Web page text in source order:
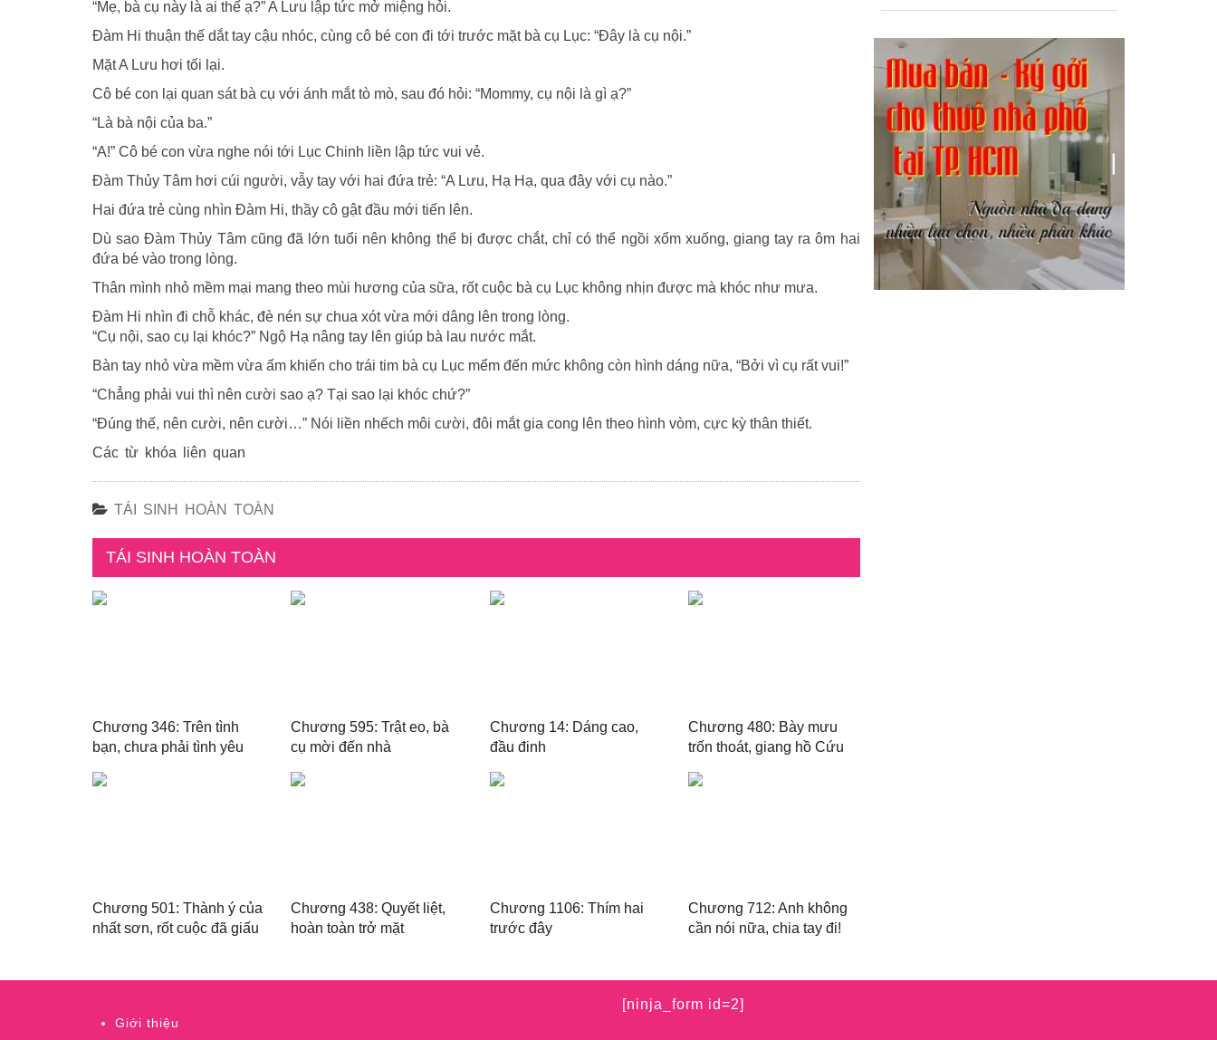
“Mẹ, bà cụ này là ai thế ạ?” A Lưu lập tức mở miệng hỏi.
Đàm Hi thuận thế dắt tay cậu nhóc, cùng cô bé con đi tới trước mặt bà cụ Lục: “Đây là cụ nội.”
Mặt A Lưu hơi tối lại.
Cô bé con lại quan sát bà cụ với ánh mắt tò mò, sau đó hỏi: “Mommy, cụ nội là gì ạ?”
“Là bà nội của ba.”
“A!” Cô bé con vừa nghe nói tới Lục Chinh liền lập tức vui vẻ.
Đàm Thủy Tâm hơi cúi người, vẫy tay với hai đứa trẻ: “A Lưu, Hạ Hạ, qua đây với cụ nào.”
Hai đứa trẻ cùng nhìn Đàm Hi, thầy cô gật đầu mới tiến lên.
Dù sao Đàm Thủy Tâm cũng đã lớn tuổi nên không thể bị được chắt, chỉ có thể ngồi xổm xuống, giang tay ra ôm hai
đứa bé vào trong lòng.
Thân mình nhỏ mềm mại mang theo mùi hương của sữa, rốt cuộc bà cụ Lục không nhịn được mà khóc như mưa.
Đàm Hi nhìn đi chỗ khác, đè nén sự chua xót vừa mới dâng lên trong lòng.
“Cụ nội, sao cụ lại khóc?” Ngộ Hạ nâng tay lên giúp bà lau nước mắt.
Bàn tay nhỏ vừa mềm vừa ấm khiến cho trái tim bà cụ Lục mểm đến mức không còn hình dáng nữa, “Bởi vì cụ rất vui!”
“Chẳng phải vui thì nên cười sao ạ? Tại sao lại khóc chứ?”
“Đúng thế, nên cười, nên cười…” Nói liền nhếch môi cười, đôi mắt gia cong lên theo hình vòm, cực kỳ thân thiết.
Các từ khóa liên quan
TÁI SINH HOÀN TOÀN
TÁI SINH HOÀN TOÀN
Chương 346: Trên tình
bạn, chưa phải tình yêu
Chương 595: Trật eo, bà
cụ mời đến nhà
Chương 14: Dáng cao,
đầu đinh
Chương 480: Bày mưu
trốn thoát, giang hồ Cứu
Chương 501: Thành ý của
nhất sơn, rốt cuộc đã giấu
Chương 438: Quyết liệt,
hoàn toàn trở mặt
Chương 1106: Thím hai
trước đây
Chương 712: Anh không
cần nói nữa, chia tay đi!
Kinh tế(1)
Kỹ năng(18)
Liên Thành quyết(13)
LỘC ĐỈNH KÝ (52)
Nước ngoài(5)
Phi Hồ ngoại truyện
Giới thiệu
[ninja_form id=2]